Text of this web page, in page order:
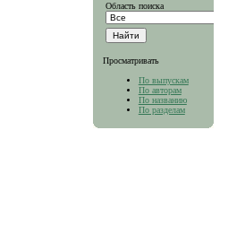
Область поиска
Просматривать
По выпускам
По авторам
По названию
По разделам